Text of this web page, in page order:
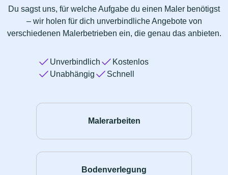
Du sagst uns, für welche Aufgabe du einen Maler benötigst
– wir holen für dich unverbindliche Angebote von
verschiedenen Malerbetrieben ein, die genau das anbieten.
Unverbindlich
Kostenlos
Unabhängig
Schnell
Malerarbeiten
Bodenverlegung